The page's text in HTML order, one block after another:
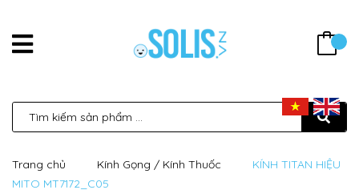
Trang chủ Kính Gọng / Kính Thuốc
KÍNH TITAN HIỆU
MITO MT7172_C05